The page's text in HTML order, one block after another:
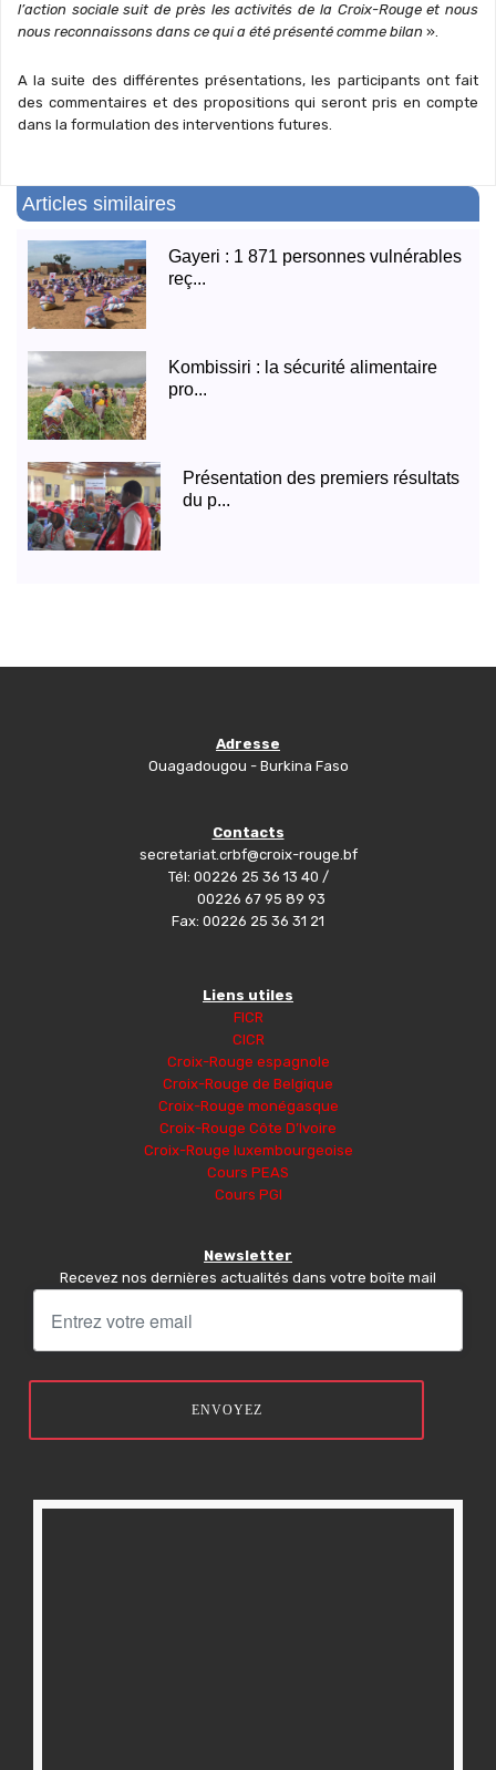
l’action sociale suit de près les activités de la Croix-Rouge et nous
nous reconnaissons dans ce qui a été présenté comme bilan ».
A la suite des différentes présentations, les participants ont fait
des commentaires et des propositions qui seront pris en compte
dans la formulation des interventions futures.
Articles similaires
Gayeri : 1 871 personnes vulnérables
reç...
Kombissiri : la sécurité alimentaire
pro...
Présentation des premiers résultats
du p...
Adresse
Ouagadougou - Burkina Faso
Contacts
secretariat.crbf@croix-rouge.bf
Tél: 00226 25 36 13 40 /
00226 67 95 89 93
Fax: 00226 25 36 31 21
Liens utiles
FICR
CICR
Croix-Rouge espagnole
Croix-Rouge de Belgique
Croix-Rouge monégasque
Croix-Rouge Côte D’Ivoire
Croix-Rouge luxembourgeoise
Cours PEAS
Cours PGI
Newsletter
Recevez nos dernières actualités dans votre boîte mail
ENVOYEZ